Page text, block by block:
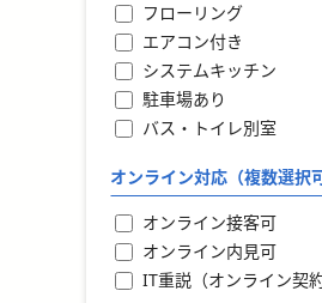
フローリング
エアコン付き
システムキッチン
駐車場あり
バス・トイレ別室
オンライン対応（複数選択可
オンライン接客可
オンライン内見可
IT重説（オンライン契